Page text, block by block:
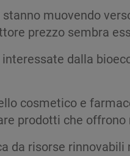
muovendo
prezzo sembra
dalla
cosmetico e
prodotti che offrono
da risorse